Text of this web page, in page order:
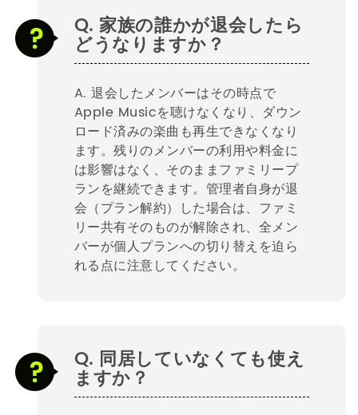
Q. 家族の誰かが退会したら
どうなりますか？
A. 退会したメンバーはその時点で
Apple Musicを聴けなくなり、ダウン
ロード済みの楽曲も再生できなくなり
ます。残りのメンバーの利用や料金に
は影響はなく、そのままファミリープ
ランを継続できます。管理者自身が退
会（プラン解約）した場合は、ファミ
リー共有そのものが解除され、全メン
バーが個人プランへの切り替えを迫ら
れる点に注意してください。
Q. 同居していなくても使え
ますか？